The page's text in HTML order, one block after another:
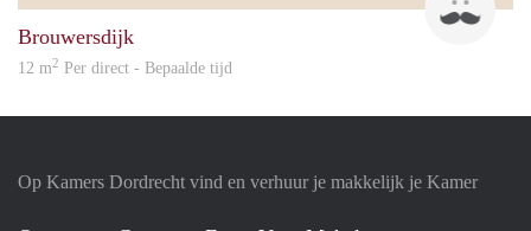
Brouwersdijk
12 m2 Per direct - Bepaalde tijd
Op Kamers Dordrecht vind en verhuur je makkelijk je Kamer